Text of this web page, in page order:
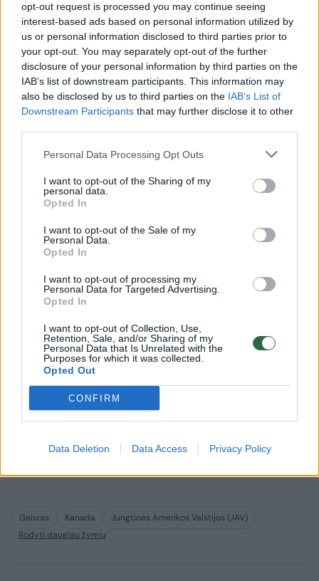
opt-out request is processed you may continue seeing
interest-based ads based on personal information utilized by
us or personal information disclosed to third parties prior to
your opt-out. You may separately opt-out of the further
disclosure of your personal information by third parties on the
IAB’s list of downstream participants. This information may
also be disclosed by us to third parties on the IAB’s List of
Downstream Participants that may further disclose it to other
Personal Data Processing Opt Outs
I want to opt-out of the Sharing of my
personal data.
Opted In
I want to opt-out of the Sale of my
Personal Data.
Opted In
I want to opt-out of processing my
Personal Data for Targeted Advertising.
Opted In
I want to opt-out of Collection, Use,
Retention, Sale, and/or Sharing of my
Personal Data that Is Unrelated with the
Purposes for which it was collected.
Opted Out
CONFIRM
Data Deletion Data Access Privacy Policy
Kanadoje jau kurį laiką liepsnoja dideli miškų
gaisrai. Nuo pavasario registruota šimtai
gaisrų. Vėjai dūmų daleles atneša į pietinę
kaimynę JAV.
Anot ekspertų, miškų gaisrų dažnis ir
sunkumas padidėjo dėl klimato šilimo.
Susiję straipsniai
Pirmasis didelis šiais metais
miško gaisras Prancūzijoje
Gaisras Kanada
Jungtinės Amerikos Valstijos (JAV)
Rodyti daugiau žymių